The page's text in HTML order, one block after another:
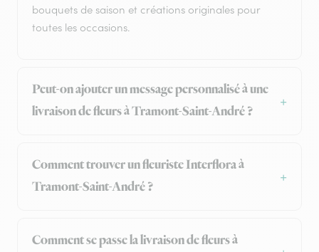
bouquets de saison et créations originales pour
toutes les occasions.
Peut-on ajouter un message personnalisé à une
livraison de fleurs à Tramont-Saint-André ?
Comment trouver un fleuriste Interflora à
Tramont-Saint-André ?
Comment se passe la livraison de fleurs à